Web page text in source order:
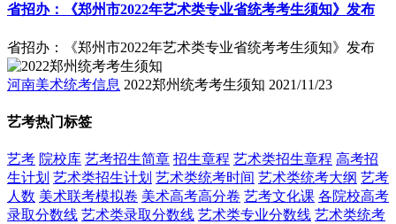
省招办：《郑州市2022年艺术类专业省统考考生须知》发布
省招办：《郑州市2022年艺术类专业省统考考生须知》发布
河南美术统考信息 2022郑州统考考生须知 2021/11/23
艺考热门标签
艺考 院校库 艺考招生简章 招生章程 艺术类招生章程 高考招
生计划 艺术类招生计划 艺术类统考时间 艺术类统考大纲 艺考
人数 美术联考模拟卷 美术高考高分卷 艺考文化课 各院校高考
录取分数线 艺术类录取分数线 艺术类专业分数线 艺术类统考